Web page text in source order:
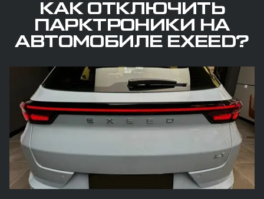
КАК ОТКЛЮЧИТЬ
ПАРКТРОНИКИ НА
АВТОМОБИЛЕ EXEED?